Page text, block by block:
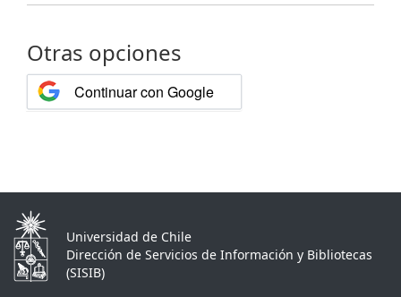
Otras opciones
Continuar con Google
Universidad de Chile
Dirección de Servicios de Información y Bibliotecas
(SISIB)